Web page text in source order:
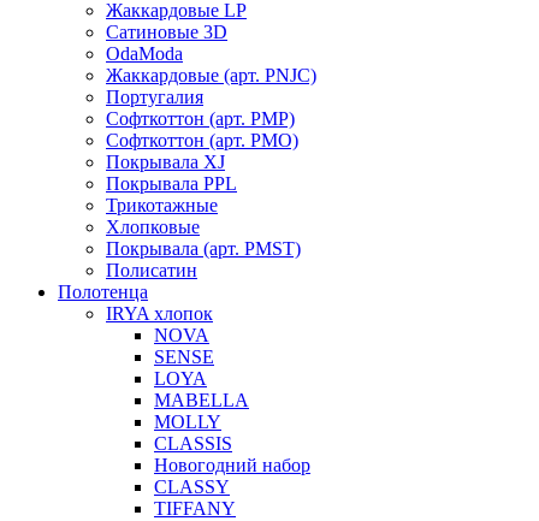
Жаккардовые LP
Сатиновые 3D
OdaModa
Жаккардовые (арт. PNJC)
Португалия
Софткоттон (арт. PMP)
Софткоттон (арт. PMO)
Покрывала XJ
Покрывала PPL
Трикотажные
Хлопковые
Покрывала (арт. PMST)
Полисатин
Полотенца
IRYA хлопок
NOVA
SENSE
LOYA
MABELLA
MOLLY
CLASSIS
Новогодний набор
CLASSY
TIFFANY